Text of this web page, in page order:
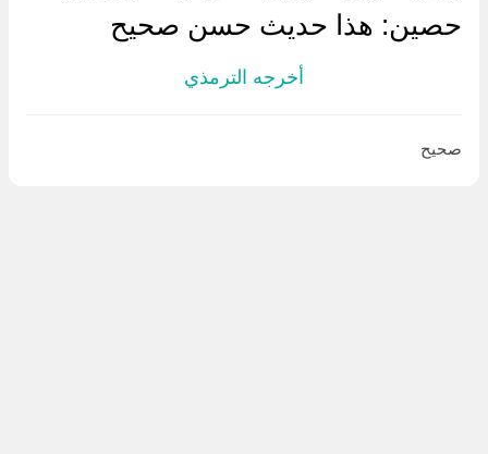
حصين: هذا حديث حسن صحيح
أخرجه الترمذي
صحيح